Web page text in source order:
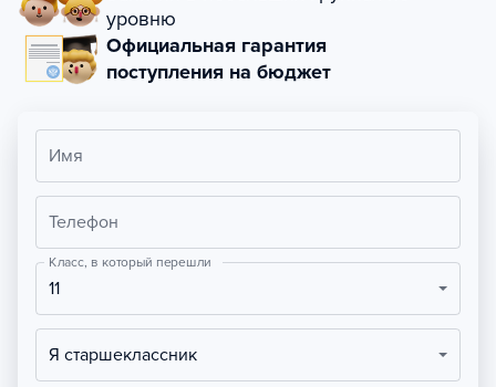
уровню
Официальная гарантия
поступления на бюджет
Имя
Телефон
Класс, в который перешли
11
Я старшеклассник